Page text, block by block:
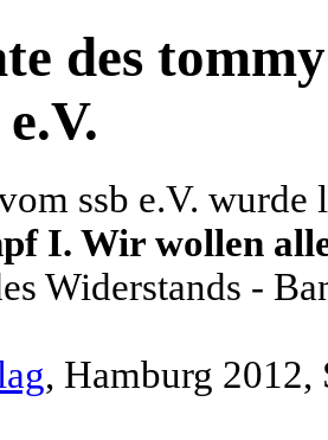
des
ssb e.V.
I. Wir wollen
Widerstands -
, Hamburg 2012,